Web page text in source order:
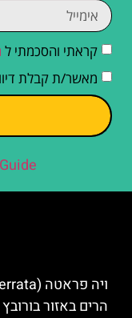
קראתי והסכמתי ל
מאשר/ת קבלת
הרים באזור בורובץ